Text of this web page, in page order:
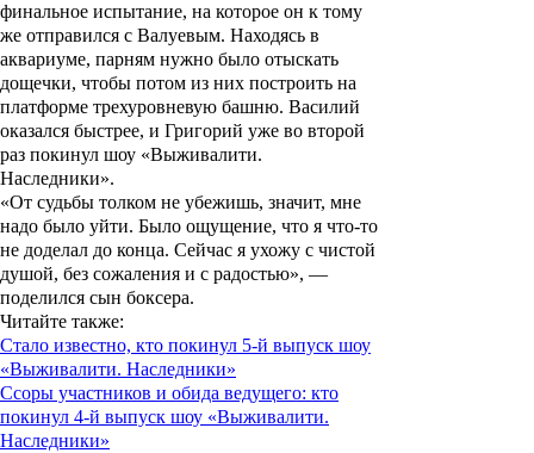
финальное испытание, на которое он к тому
же отправился с Валуевым. Находясь в
аквариуме, парням нужно было отыскать
дощечки, чтобы потом из них построить на
платформе трехуровневую башню. Василий
оказался быстрее, и Григорий уже во второй
раз покинул шоу «Выживалити.
Наследники».
«От судьбы толком не убежишь, значит, мне
надо было уйти. Было ощущение, что я что-то
не доделал до конца. Сейчас я ухожу с чистой
душой, без сожаления и с радостью», —
поделился сын боксера.
Читайте также:
Стало известно, кто покинул 5-й выпуск шоу
«Выживалити. Наследники»
Ссоры участников и обида ведущего: кто
покинул 4-й выпуск шоу «Выживалити.
Наследники»